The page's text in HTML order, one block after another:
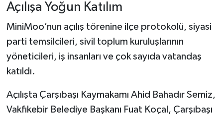
Açılışa Yoğun Katılım
MiniMoo’nun açılış törenine ilçe protokolü, siyasi
parti temsilcileri, sivil toplum kuruluşlarının
yöneticileri, iş insanları ve çok sayıda vatandaş
katıldı.
Açılışta Çarşıbaşı Kaymakamı Ahid Bahadır Semiz,
Vakfıkebir Belediye Başkanı Fuat Koçal, Çarşıbaşı